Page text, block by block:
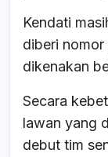
Kendati
diberi
dikenakan
Secara
lawan yang
debut tim